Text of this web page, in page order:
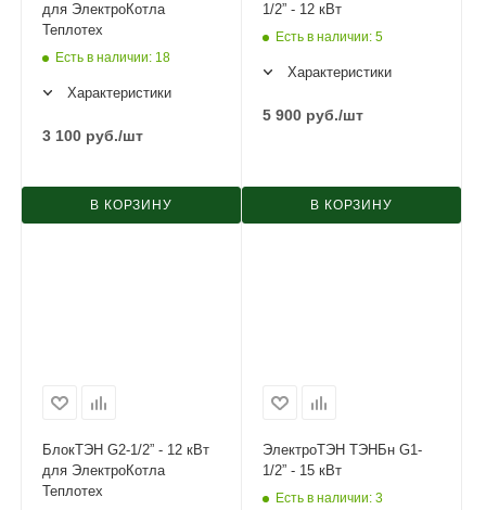
для ЭлектроКотла
Теплотех
Есть в наличии: 18
Характеристики
3 100 руб./шт
В КОРЗИНУ
1/2” - 12 кВт
Есть в наличии: 5
Характеристики
5 900 руб./шт
В КОРЗИНУ
БлокТЭН G2-1/2” - 12 кВт
для ЭлектроКотла
Теплотех
ЭлектроТЭН ТЭНБн G1-
1/2” - 15 кВт
Есть в наличии: 3